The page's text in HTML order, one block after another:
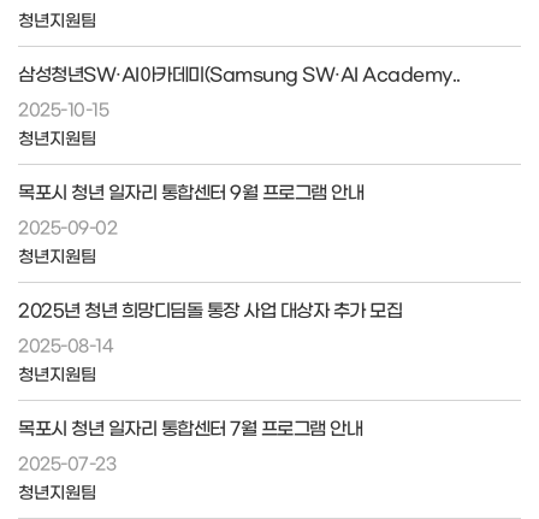
청년지원팀
삼성청년SW·AI아카데미(Samsung SW·AI Academy..
2025-10-15
청년지원팀
목포시 청년 일자리 통합센터 9월 프로그램 안내
2025-09-02
청년지원팀
2025년 청년 희망디딤돌 통장 사업 대상자 추가 모집
2025-08-14
청년지원팀
목포시 청년 일자리 통합센터 7월 프로그램 안내
2025-07-23
청년지원팀